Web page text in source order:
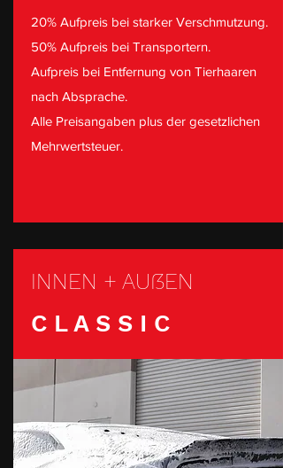
20% Aufpreis bei starker Verschmutzung.
50% Aufpreis bei Transportern.
Aufpreis bei Entfernung von Tierhaaren
nach Absprache.
Alle Preisangaben plus der gesetzlichen
Mehrwertsteuer.
INNEN + AUßEN
C L A S S I C